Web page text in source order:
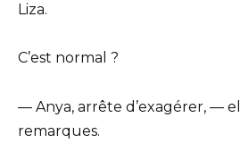
Liza.
C’est normal ?
— Anya, arrête d’exagérer, —
remarques.